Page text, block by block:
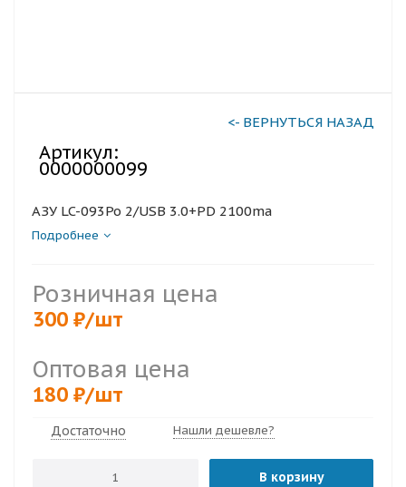
<- ВЕРНУТЬСЯ НАЗАД
Артикул:
0000000099
АЗУ LC-093Po 2/USB 3.0+PD 2100ma
Подробнее
Розничная цена
300 ₽/шт
Оптовая цена
180 ₽/шт
Достаточно Нашли дешевле?
В корзину